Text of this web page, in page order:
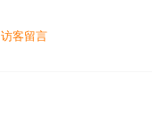
访客留言